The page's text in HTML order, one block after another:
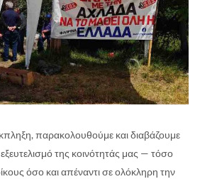
παρακολουθούμε και διαβάζουμε
της κοινότητάς μας — τόσο
όσο και απέναντι σε ολόκληρη την